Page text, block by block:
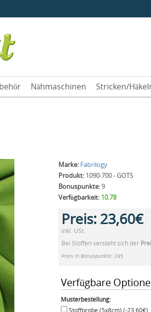
Nähmaschinen Stricken/
Marke: Fabrilogy
Produkt:1090-700 - GOTS
Bonuspunkte:9
Verfügbarkeit:10.78
Preis: 23,60€
inkl. USt.
Bei Stoffen versteht sich der
Preis in Bonuspunkte: 295
Verfügbare
Musterbestellung:
Stoffprobe (5x8cm) (-23,60€)